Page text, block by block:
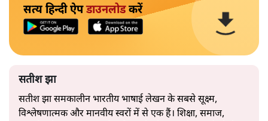
सत्य हिन्दी ऐपडाउनलोडकरें
सतीश झा
सतीश झा समकालीन भारतीय भाषाई लेखन के सबसे सूक्ष्म,
विश्लेषणात्मक और मानवीय स्वरों में से एक हैं। शिक्षा, समाज,